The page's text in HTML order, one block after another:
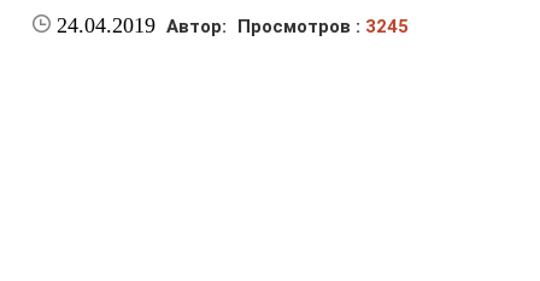
24.04.2019 Автор: Просмотров : 3245